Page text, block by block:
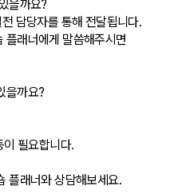
을까요?
담당자를 통해 전달됩니다.
플래너에게 말씀해주시면
을까요?
필요합니다.
플래너와 상담해보세요.